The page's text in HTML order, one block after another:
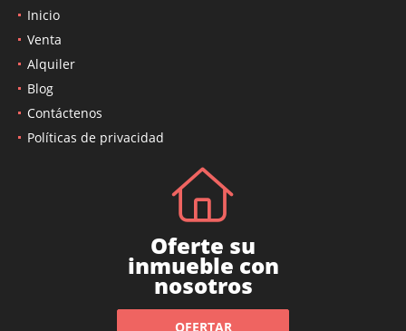
INFORMACIÓN
Inicio
Venta
Alquiler
Blog
Contáctenos
Oferte su
inmueble con
nosotros